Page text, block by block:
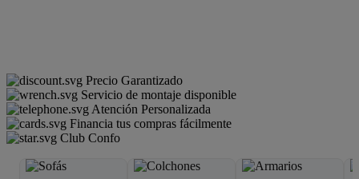
Precio Garantizado
Servicio de montaje disponible
Atención Personalizada
Financia tus compras fácilmente
Club Confo